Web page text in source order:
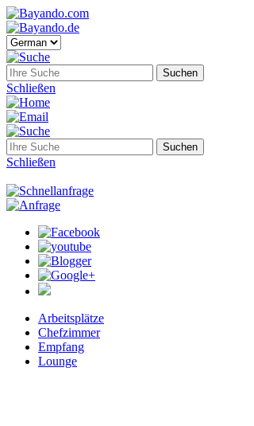
Schließen
Schließen
Arbeitsplätze
Chefzimmer
Empfang
Lounge